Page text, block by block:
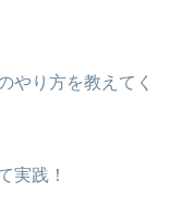
やり方を教えてく
実践！